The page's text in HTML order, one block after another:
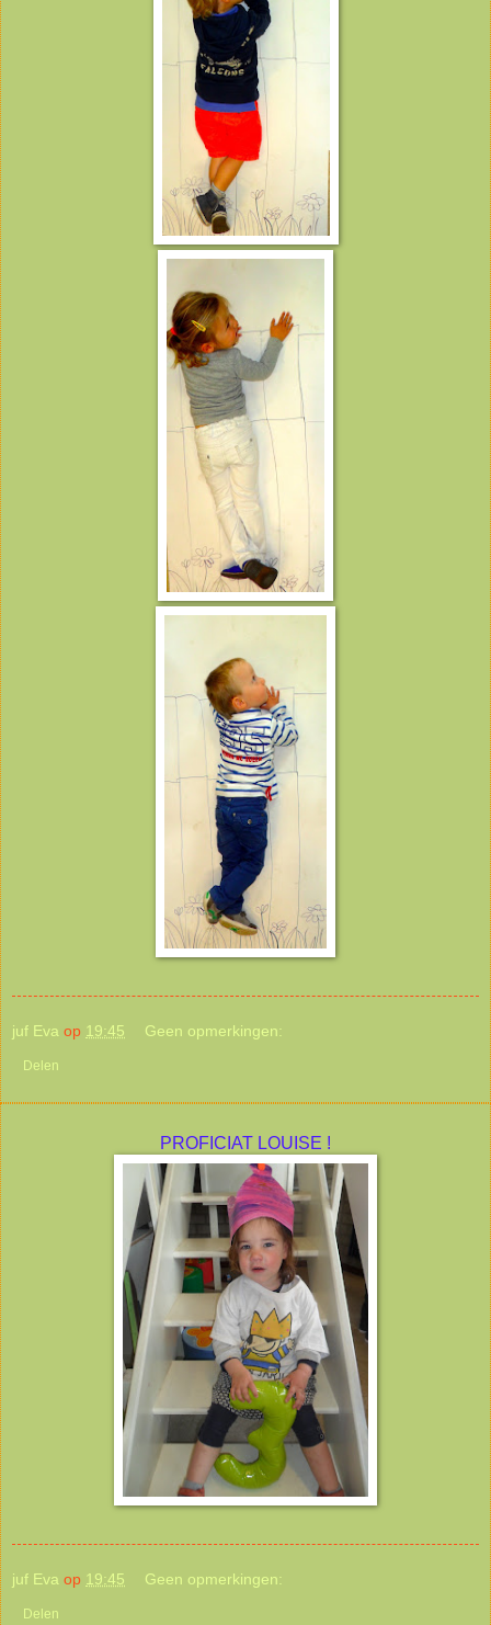
juf Eva op 19:45 Geen opmerkingen:
Delen
PROFICIAT LOUISE !
juf Eva op 19:45 Geen opmerkingen:
Delen